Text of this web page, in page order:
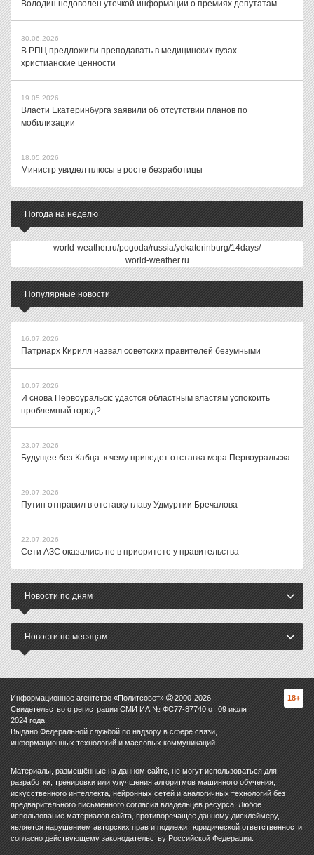
Володин недоволен утечкой информации о премиях депутатам
30.06.2026
В РПЦ предложили преподавать в медицинских вузах
христианские ценности
19.05.2026
Власти Екатеринбурга заявили об отсутствии планов по
мобилизации
18.05.2026
Министр увидел плюсы в росте безработицы
Погода на неделю
world-weather.ru/pogoda/russia/yekaterinburg/14days/
world-weather.ru
Популярные новости
16.07.2026
Патриарх Кирилл назвал советских правителей безумными
10.07.2026
И снова Первоуральск: удастся областным властям успокоить
проблемный город?
23.07.2026
Будущее без Кабца: к чему приведет отставка мэра Первоуральска
29.07.2026
Путин отправил в отставку главу Удмуртии Бречалова
22.07.2026
Сети АЗС оказались не в приоритете у правительства
Новости по дням
Новости по месяцам
Информационное агентство «Политсовет» 2000-2026
Свидетельство о регистрации СМИ ИА № ФС77-87740 от 09 июля
2024 года.
Выдано Федеральной службой по надзору в сфере связи,
информационных технологий и массовых коммуникаций.
18+
Материалы, размещённые на данном сайте, не могут использоваться для
разработки, тренировки или улучшения алгоритмов машинного обучения,
искусственного интеллекта, нейронных сетей и аналогичных технологий без
предварительного письменного согласия владельцев ресурса. Любое
использование материалов сайта, противоречащее данному дисклеймеру,
является нарушением авторских прав и подлежит юридической ответственности
согласно действующему законодательству Российской Федерации.